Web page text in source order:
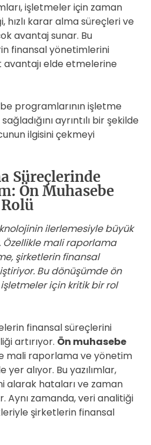
işletmeler için zaman
hızlı karar alma süreçleri ve
avantaj sunar. Bu
finansal yönetimlerini
elde etmelerine
programlarının işletme
ayrıntılı bir şekilde
ilgisini çekmeyi
Süreçlerinde
Ön Muhasebe
Rolü
ilerlemesiyle büyük
mali raporlama
şirketlerin finansal
Bu dönüşümde ön
işletmeler için kritik bir rol
finansal süreçlerini
artırıyor. Ön muhasebe
mali raporlama ve yönetim
alıyor. Bu yazılımlar,
alarak hataları ve zaman
Aynı zamanda, veri analitiği
şirketlerin finansal